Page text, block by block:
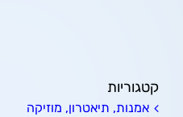
קטגוריות
אמנות, תיאטרון, מוזיקה